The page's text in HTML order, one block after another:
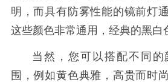
明，而具有防雾性能的镜前灯
这些颜色非常通用，经典的黑白
当然，您可以搭配不同
围，例如黄色典雅，高贵而时